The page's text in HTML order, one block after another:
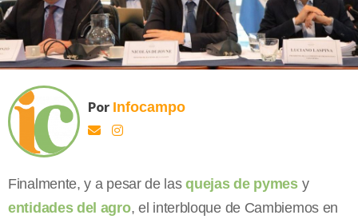
Por Infocampo
Finalmente, y a pesar de lasquejas de pymesy
entidades del agro, el interbloque de Cambiemos en